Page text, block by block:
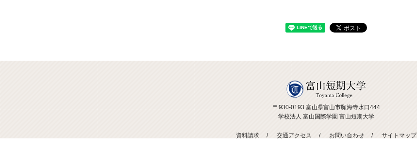
〒930-0193 富山県富山市願海寺水口444
学校法人 富山国際学園 富山短期大学
資料請求 交通アクセス お問い合わせ サイトマップ